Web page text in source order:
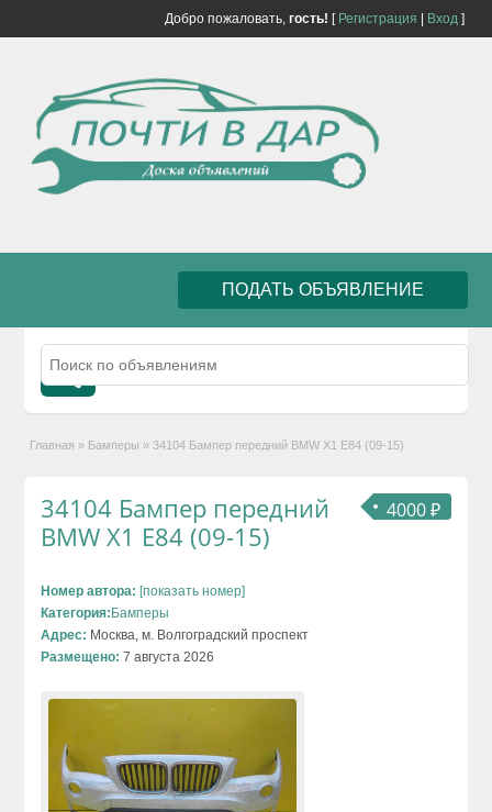
Добро пожаловать, гость! [ Регистрация Вход]
ПОДАТЬ ОБЪЯВЛЕНИЕ
Главная » Бамперы » 34104 Бампер передний BMW X1 E84 (09-15)
4000 ₽
34104 Бампер передний
BMW X1 E84 (09-15)
Номер автора: [показать номер]
Категория: Бамперы
Адрес: Москва, м. Волгоградский проспект
Размещено: 7 августа 2026